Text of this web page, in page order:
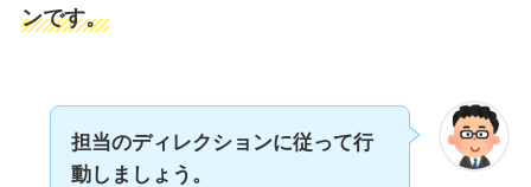
ンです。
担当のディレクションに従って行
動しましょう。